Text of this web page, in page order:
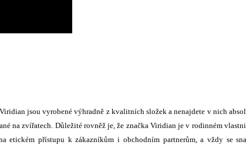
jsou vyrobené výhradně z kvalitních složek a nenajdete v nich
na zvířatech. Důležité rovněž je, že značka Viridian je v rodinném
etickém přístupu k zákazníkům i obchodním partnerům, a vždy se